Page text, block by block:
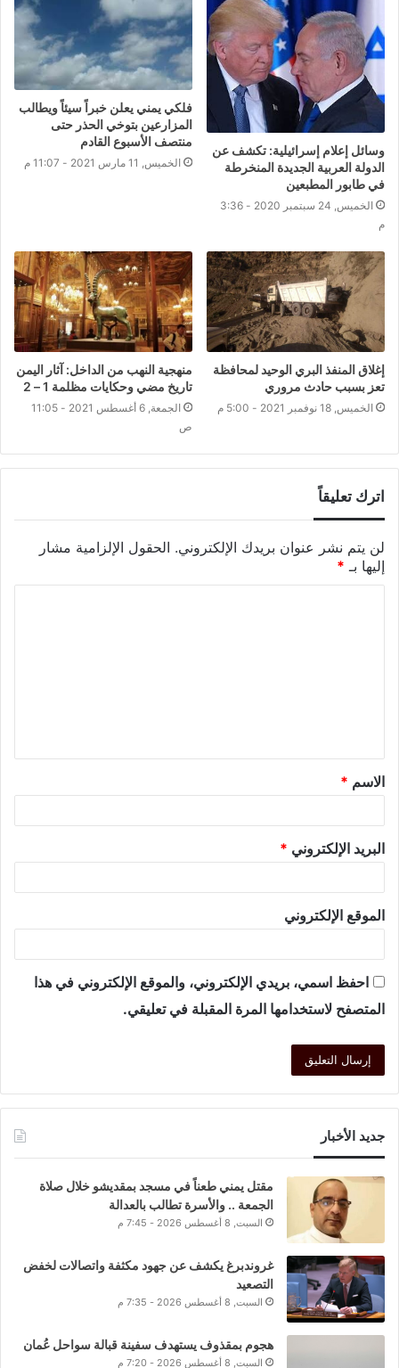
وسائل إعلام إسرائيلية: تكشف عن
الدولة العربية الجديدة المنخرطة
في طابور المطبعين
الخميس, 24 سبتمبر 2020 - 3:36
م
فلكي يمني يعلن خبراً سيئاً ويطالب
المزارعين بتوخي الحذر حتى
منتصف الأسبوع القادم
الخميس, 11 مارس 2021 - 11:07 م
إغلاق المنفذ البري الوحيد لمحافظة
تعز بسبب حادث مروري
الخميس, 18 نوفمبر 2021 - 5:00 م
منهجية النهب من الداخل: آثار اليمن
تاريخ مضي وحكايات مظلمة 1 – 2
الجمعة, 6 أغسطس 2021 - 11:05
ص
اترك تعليقاً
لن يتم نشر عنوان بريدك الإلكتروني. الحقول الإلزامية مشار
إليها بـ *
الاسم *
البريد الإلكتروني *
الموقع الإلكتروني
احفظ اسمي، بريدي الإلكتروني، والموقع الإلكتروني في هذا
المتصفح لاستخدامها المرة المقبلة في تعليقي.
جديد الأخبار
مقتل يمني طعناً في مسجد بمقديشو خلال صلاة
الجمعة .. والأسرة تطالب بالعدالة
السبت, 8 أغسطس 2026 - 7:45 م
غروندبرغ يكشف عن جهود مكثفة واتصالات لخفض
التصعيد
السبت, 8 أغسطس 2026 - 7:35 م
هجوم بمقذوف يستهدف سفينة قبالة سواحل عُمان
السبت, 8 أغسطس 2026 - 7:20 م